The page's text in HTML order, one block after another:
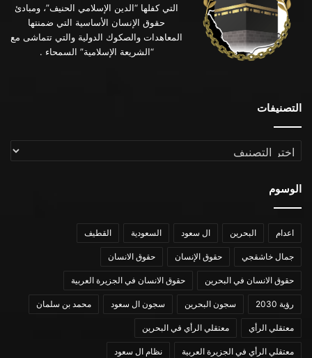
التي كفلها “الدين الإسلامي الحنيف”، ومبادئ
حقوق الإنسان الأساسية التي ضمنتها
المعاهدات والصكوك الدولية والتي تتماشى مع
“الشريعة الإسلامية” السمحاء .
التصنيفات
التصنيفات
الوسوم
اعدام البحرين ال سعود السعودية القطيف
جمال خاشقجي حقوق الإنسان حقوق الانسان
حقوق الانسان في البحرين حقوق الانسان في الجزيرة العربية
رؤية 2030 سجون البحرين سجون ال سعود محمد بن سلمان
معتقلي الرأي معتقلي الرأي في البحرين
معتقلي الرأي في الجزيرة العربية نظام ال سعود